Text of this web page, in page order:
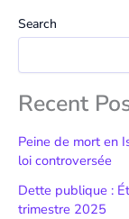
Search
Recent
Peine de mort en
loi controversée
Dette publique :
trimestre 2025